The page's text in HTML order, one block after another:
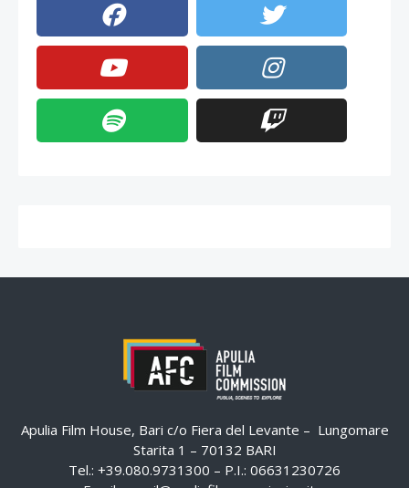
Apulia Film House, Bari c/o Fiera del Levante – Lungomare
Starita 1 – 70132 BARI
Tel.: +39.080.9731300 – P.I.: 06631230726